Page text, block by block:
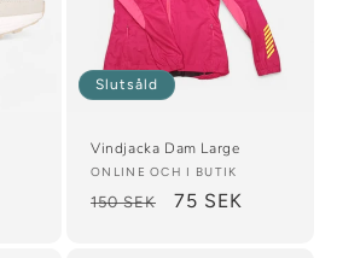
Slutsåld
Vindjacka Dam Large
Säljare:
ONLINE OCH I BUTIK
Ordinarie
150 SEK Försäljningspris
75 SEK